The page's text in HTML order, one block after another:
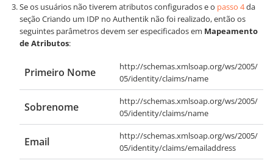
Se os usuários não tiverem atributos configurados e o passo 4da
seção Criando um IDP no Authentik não foi realizado, então os
seguintes parâmetros devem ser especificados em Mapeamento
de Atributos:
Primeiro Nome
http://schemas.xmlsoap.org/ws/2005/
05/identity/claims/name
Sobrenome
http://schemas.xmlsoap.org/ws/2005/
05/identity/claims/name
Email
http://schemas.xmlsoap.org/ws/2005/
05/identity/claims/emailaddress